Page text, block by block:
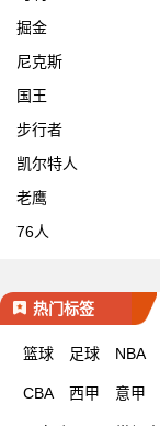
掘金
尼克斯
国王
步行者
凯尔特人
老鹰
76人
热门标签
篮球 足球 NBA
CBA 西甲 意甲